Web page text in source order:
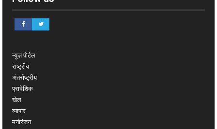
न्यूज़ पोर्टल
राष्ट्रीय
अंतर्राष्ट्रीय
प्रादेशिक
खेल
व्यापार
मनोरंजन